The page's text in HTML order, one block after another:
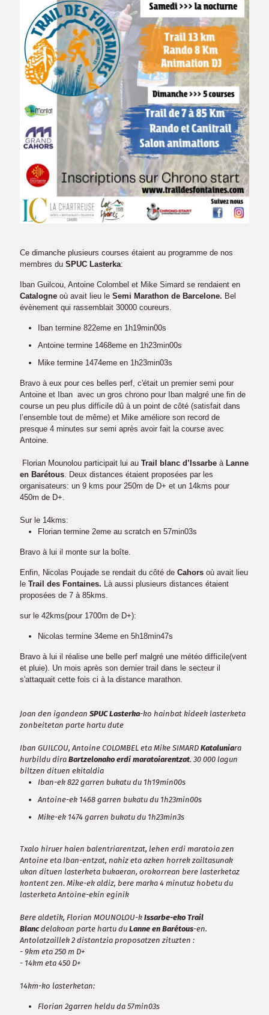
Ce dimanche plusieurs courses étaient au programme de nos
membres du SPUC Lasterka:
Iban Guilcou, Antoine Colombel et Mike Simard se rendaient en
Catalogne où avait lieu le Semi Marathon de Barcelone. Bel
évènement qui rassemblait 30000 coureurs.
Iban termine 822eme en 1h19min00s
Antoine termine 1468eme en 1h23min00s
Mike termine 1474eme en 1h23min03s
Bravo à eux pour ces belles perf, c'était un premier semi pour
Antoine et Iban avec un gros chrono pour Iban malgré une fin de
course un peu plus difficile dû à un point de côté (satisfait dans
l’ensemble tout de même) et Mike améliore son record de
presque 4 minutes sur semi après avoir fait la course avec
Antoine.
Florian Mounolou participait lui au Trail blanc d’Issarbe à Lanne
en Barétous. Deux distances étaient proposées par les
organisateurs: un 9 kms pour 250m de D+ et un 14kms pour
450m de D+.
Sur le 14kms:
Florian termine 2eme au scratch en 57min03s
Bravo à lui il monte sur la boîte.
Enfin, Nicolas Poujade se rendait du côté de Cahors où avait lieu
le Trail des Fontaines. Là aussi plusieurs distances étaient
proposées de 7 à 85kms.
sur le 42kms(pour 1700m de D+):
Nicolas termine 34eme en 5h18min47s
Bravo à lui il réalise une belle perf malgré une météo difficile(vent
et pluie). Un mois après son dernier trail dans le secteur il
s'attaquait cette fois ci à la distance marathon.
Joan den igandean SPUC Lasterka-ko hainbat kideek lasterketa
zonbeitetan parte hartu dute
Iban GUILCOU, Antoine COLOMBEL eta Mike SIMARD Kataluniara
hurbildu dira Bartzelonako erdi maratoiarentzat. 30 000 lagun
biltzen dituen ekitaldia
Iban-ek 822 garren bukatu du 1h19min00s
Antoine-ek 1468 garren bukatu du 1h23min00s
Mike-ek 1474 garren bukatu du 1h23min3s
Txalo hiruer haien balentriarentzat, lehen erdi maratoia zen
Antoine eta Iban-entzat, nahiz eta azken horrek zailtasunak
ukan dituen lasterketa bukaeran, orokorrean bere lasterketaz
kontent zen. Mike-ek aldiz, bere marka 4 minutuz hobetu du
lasterketa Antoine-ekin eginik
Bere aldetik, Florian MOUNOLOU-k Issarbe-eko Trail
Blancdelakoan parte hartu du Lanne en Barétous-en.
Antolatzaillek 2 distantzia proposatzen zituzten :
- 9km eta 250 m D+
- 14km eta 450 D+
14km-ko lasterketan:
Florian 2garren heldu da 57min03s